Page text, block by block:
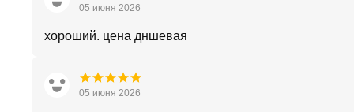
05 июня 2026
хороший. цена дншевая
05 июня 2026